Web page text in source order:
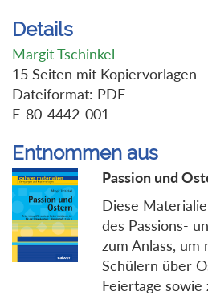
Details
Margit Tschinkel
15 Seiten mit Kopiervorlagen
Dateiformat: PDF
E-80-4442-001
Entnommen aus
Passion und
Diese
des Passions-
zum Anlass, um
Schülern über
Feiertage